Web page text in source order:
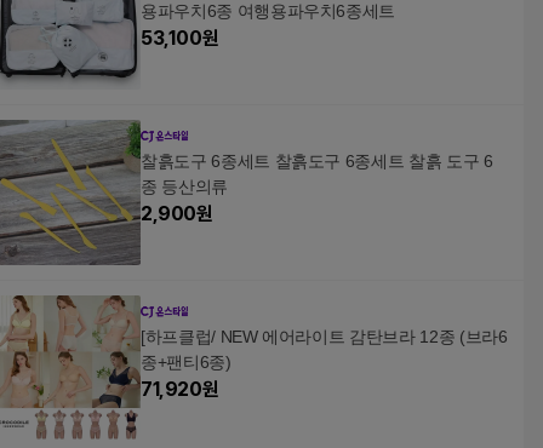
용파우치6종 여행용파우치6종세트
53,100원
찰흙도구 6종세트 찰흙도구 6종세트 찰흙 도구 6
종 등산의류
2,900원
[하프클럽/ NEW 에어라이트 감탄브라 12종 (브라6
종+팬티6종)
71,920원